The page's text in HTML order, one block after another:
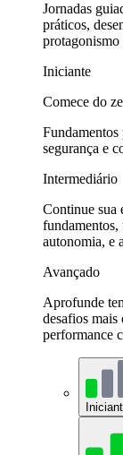
Jornadas
práticos,
protagonismo
Iniciante
Comece do
Fundamentos
segurança e
Intermediário
Continue sua
fundamentos,
autonomia, e
Avançado
Aprofunde
desafios
performance